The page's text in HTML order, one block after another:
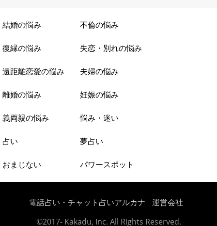
結婚の悩み 不倫の悩み
復縁の悩み 失恋・別れの悩み
遠距離恋愛の悩み 夫婦の悩み
離婚の悩み 妊娠の悩み
義両親の悩み 悩み・迷い
占い 夢占い
おまじない パワースポット
電話占い・チャット占いアルカナ
運営会社
©2017- Kakadu, Inc. All Rights Reserved.